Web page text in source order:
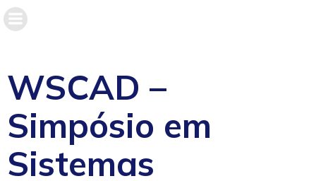
WSCAD –
Simpósio em
Sistemas